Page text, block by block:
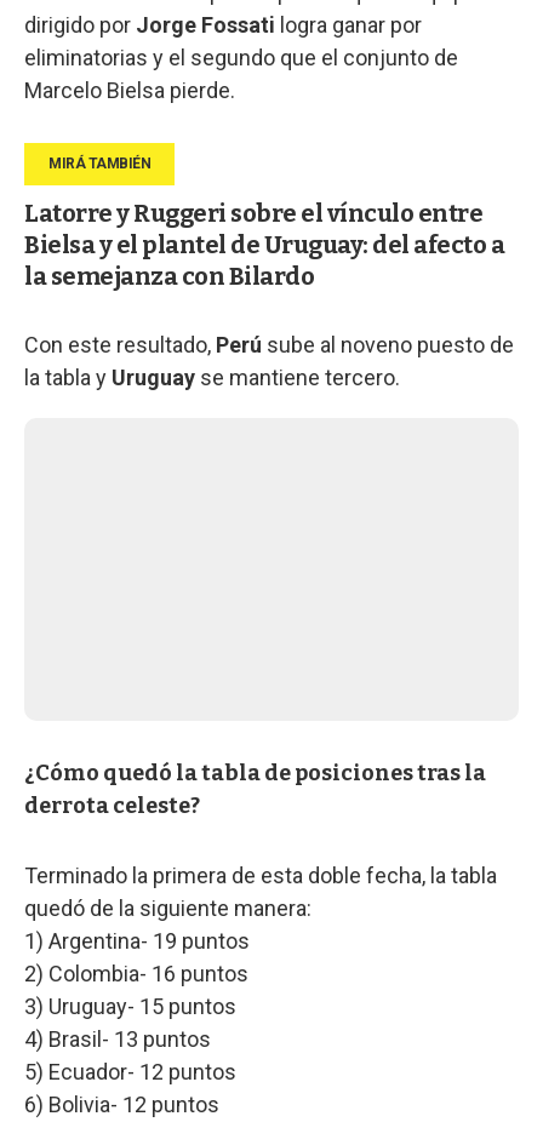
dirigido por Jorge Fossati logra ganar por
eliminatorias y el segundo que el conjunto de
Marcelo Bielsa pierde.
Latorre y Ruggeri sobre el vínculo entre
Bielsa y el plantel de Uruguay: del afecto a
la semejanza con Bilardo
Con este resultado, Perú sube al noveno puesto de
la tabla y Uruguay se mantiene tercero.
¿Cómo quedó la tabla de posiciones tras la
derrota celeste?
Terminado la primera de esta doble fecha, la tabla
quedó de la siguiente manera:
1) Argentina- 19 puntos
2) Colombia- 16 puntos
3) Uruguay- 15 puntos
4) Brasil- 13 puntos
5) Ecuador- 12 puntos
6) Bolivia- 12 puntos